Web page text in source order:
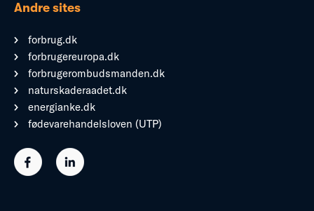
Andre sites
forbrug.dk
forbrugereuropa.dk
forbrugerombudsmanden.dk
naturskaderaadet.dk
energianke.dk
fødevarehandelsloven (UTP)